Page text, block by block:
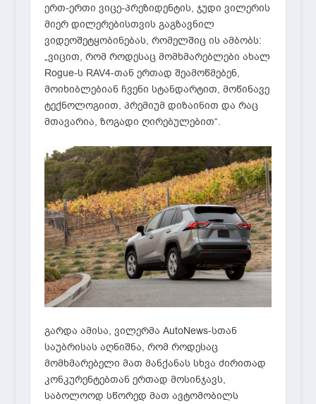
ერთ-ერთი ვიცე-პრეზიდენტის, ჯუდი ვილერის
მიერ დილერებისთვის გაგზავნილ
ვიდეოშეტყობინებას, რომელშიც ის ამბობს:
„ვიცით, რომ როდესაც მომხმარებლები ახალ
Rogue-ს RAV4-თან ერთად შეამოწმებენ,
მოიხიბლებიან ჩვენი სტანდარტით, მოწინავე
ტექნოლოგიით, პრემიუმ დიზაინით და რაც
მთავარია, ზოგადი ღირებულებით“.
გარდა ამისა, ვილერმა AutoNews-სთან
საუბრისას აღნიშნა, რომ როდესაც
მომხმარებელი მათ მანქანას სხვა ძირითად
კონკურენტებთან ერთად მოსინჯავს,
საბოლოოდ სწორედ მათ ავტომობილს